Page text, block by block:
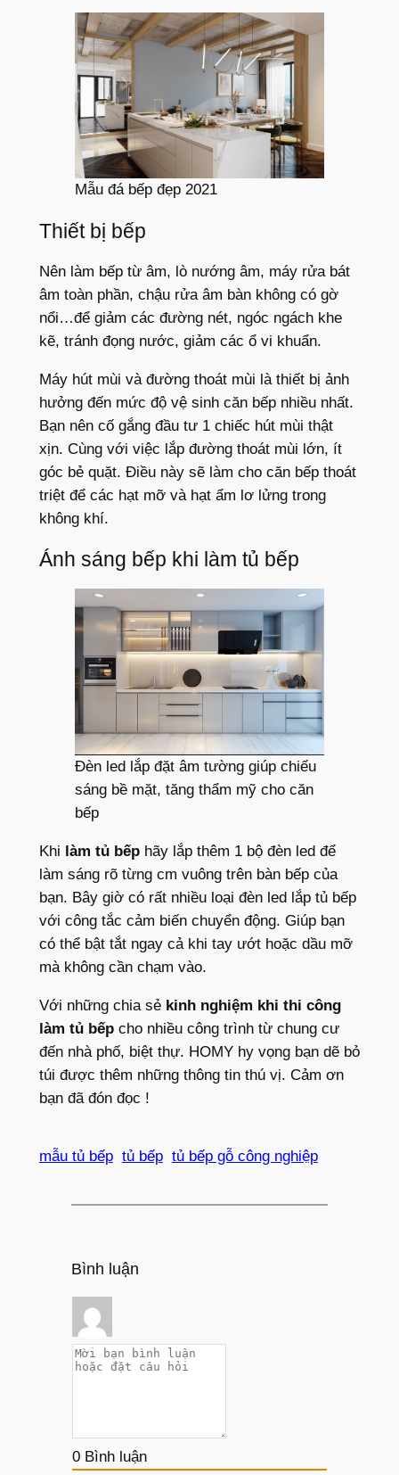
Mẫu đá bếp đẹp 2021
Thiết bị bếp
Nên làm bếp từ âm, lò nướng âm, máy rửa bát
âm toàn phần, chậu rửa âm bàn không có gờ
nổi…để giảm các đường nét, ngóc ngách khe
kẽ, tránh đọng nước, giảm các ổ vi khuẩn.
Máy hút mùi và đường thoát mùi là thiết bị ảnh
hưởng đến mức độ vệ sinh căn bếp nhiều nhất.
Bạn nên cố gắng đầu tư 1 chiếc hút mùi thật
xịn. Cùng với việc lắp đường thoát mùi lớn, ít
góc bẻ quặt. Điều này sẽ làm cho căn bếp thoát
triệt để các hạt mỡ và hạt ẩm lơ lửng trong
không khí.
Ánh sáng bếp khi làm tủ bếp
Đèn led lắp đặt âm tường giúp chiếu
sáng bề mặt, tăng thẩm mỹ cho căn
bếp
Khi làm tủ bếphãy lắp thêm 1 bộ đèn led để
làm sáng rõ từng cm vuông trên bàn bếp của
bạn. Bây giờ có rất nhiều loại đèn led lắp tủ bếp
với công tắc cảm biến chuyển động. Giúp bạn
có thể bật tắt ngay cả khi tay ướt hoặc dầu mỡ
mà không cần chạm vào.
Với những chia sẻ kinh nghiệm khi thi công
làm tủ bếpcho nhiều công trình từ chung cư
đến nhà phố, biệt thự. HOMY hy vọng bạn dẽ bỏ
túi được thêm những thông tin thú vị. Cảm ơn
bạn đã đón đọc !
mẫu tủ bếp tủ bếp tủ bếp gỗ công nghiệp
Bình luận
0Bình luận